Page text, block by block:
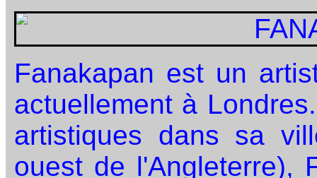
Fanakapan est un
actuellement à
artistiques dans sa
ouest de l'Angleterre),